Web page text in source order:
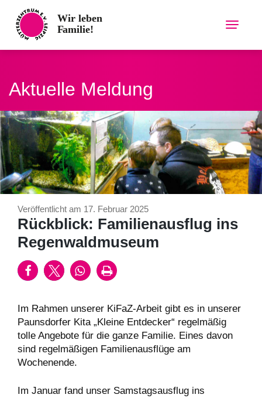
content
Aktuelle Meldung
Veröffentlicht am 17. Februar 2025
Rückblick: Familienausflug ins
Regenwaldmuseum
Im Rahmen unserer KiFaZ-Arbeit gibt es in unserer
Paunsdorfer Kita „Kleine Entdecker“ regelmäßig
tolle Angebote für die ganze Familie. Eines davon
sind regelmäßigen Familienausflüge am
Wochenende.
Im Januar fand unser Samstagsausflug ins